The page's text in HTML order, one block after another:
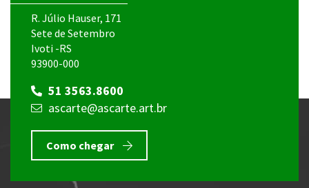
R. Júlio Hauser, 171
Sete de Setembro
Ivoti -RS
93900-000
51 3563.8600
ascarte@ascarte.art.br
Como chegar